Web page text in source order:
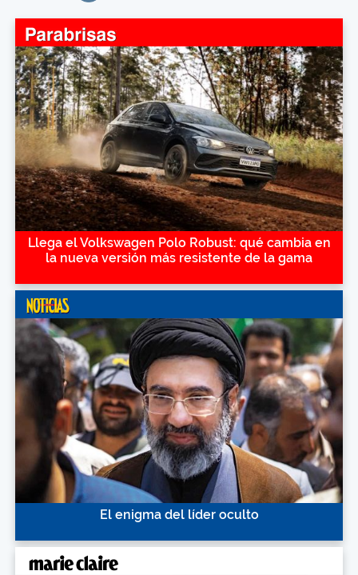
Llega el Volkswagen Polo Robust: qué cambia en
la nueva versión más resistente de la gama
El enigma del líder oculto